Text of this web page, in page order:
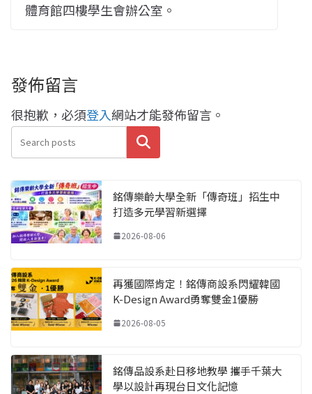
體育館四樓學生會辦公室。
發佈留言
很抱歉，必須登入網站才能發佈留言。
搜尋
銘傳樂齡大學全新「傳奇班」招生中
打造多元學習新選擇
2026-08-06
再獲國際肯定！銘傳商設系閃耀韓國
K-Design Award勇奪雙金1優勝
2026-08-05
銘傳品設系赴日移地教學 攜手千葉大
學以設計再現台日文化記憶